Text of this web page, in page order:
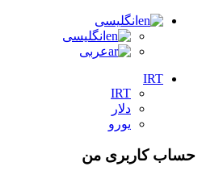
انگلیسی
انگلیسی
عربی
IRT
IRT
دلار
یورو
حساب کاربری من